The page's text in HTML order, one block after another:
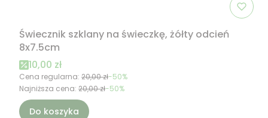
Świecznik szklany na świeczkę, żółty odcień
8x7.5cm
Cena promocyjna
10,00 zł
Cena regularna: 20,00 zł-50%
Najniższa cena: 20,00 zł-50%
Do koszyka